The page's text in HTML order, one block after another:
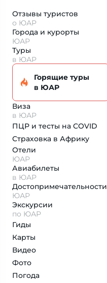
Отзывы туристов
о ЮАР
Города и курорты
ЮАР
Туры
в ЮАР
Горящие туры
в ЮАР
Виза
в ЮАР
ПЦР и тесты на COVID
Страховка в Африку
Отели
ЮАР
Авиабилеты
в ЮАР
Достопримеча­тельности
ЮАР
Экскурсии
по ЮАР
Гиды
Карты
Видео
Фото
Погода